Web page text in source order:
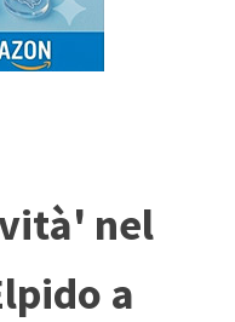
nel
a